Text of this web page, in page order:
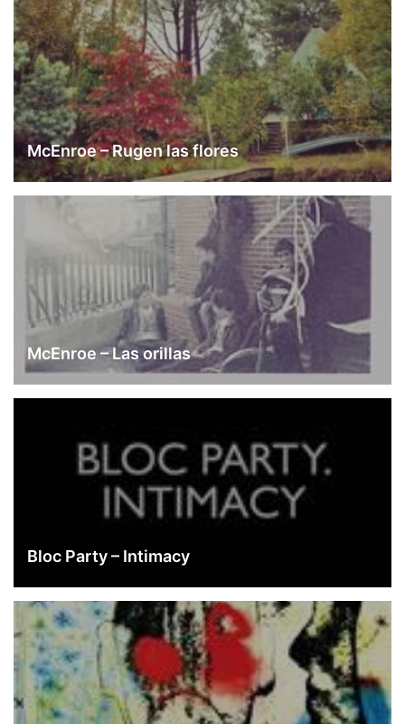
McEnroe – Rugen las flores
McEnroe – Las orillas
Bloc Party – Intimacy